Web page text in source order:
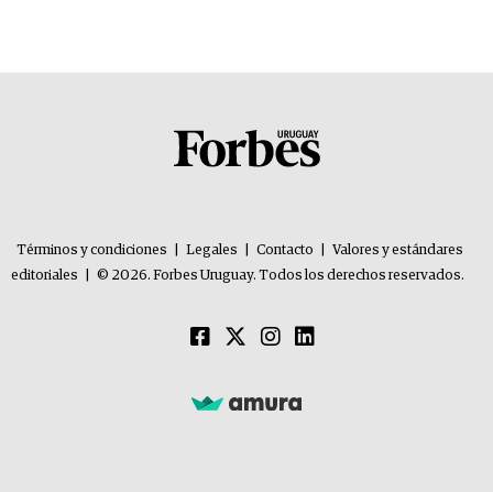
Términos y condiciones Legales Contacto
Valores y estándares
editoriales
© 2026. Forbes Uruguay. Todos los derechos reservados.